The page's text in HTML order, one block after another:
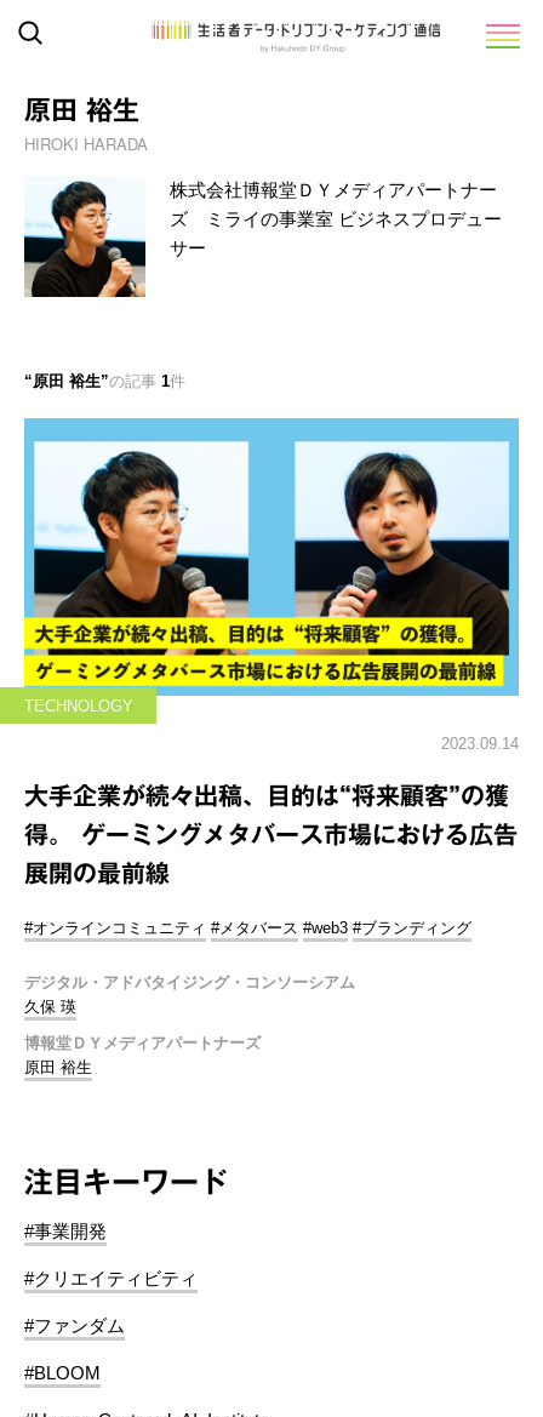
原田 裕生
HIROKI HARADA
株式会社博報堂ＤＹメディアパートナー
ズ ミライの事業室 ビジネスプロデュー
サー
原田 裕生 の記事 1件
TECHNOLOGY
2023.09.14
大手企業が続々出稿、目的は“将来顧客”の獲
得。 ゲーミングメタバース市場における広告
展開の最前線
#オンラインコミュニティ #メタバース #web3 #ブランディング
デジタル・アドバタイジング・コンソーシアム
久保 瑛
博報堂ＤＹメディアパートナーズ
原田 裕生
注目キーワード
#事業開発
#クリエイティビティ
#ファンダム
#BLOOM